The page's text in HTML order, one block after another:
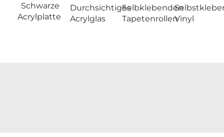
Schwarze
Acrylplatte
Durchsichtiges
Acrylglas
Selbklebenden
TapetenrollenVinyl